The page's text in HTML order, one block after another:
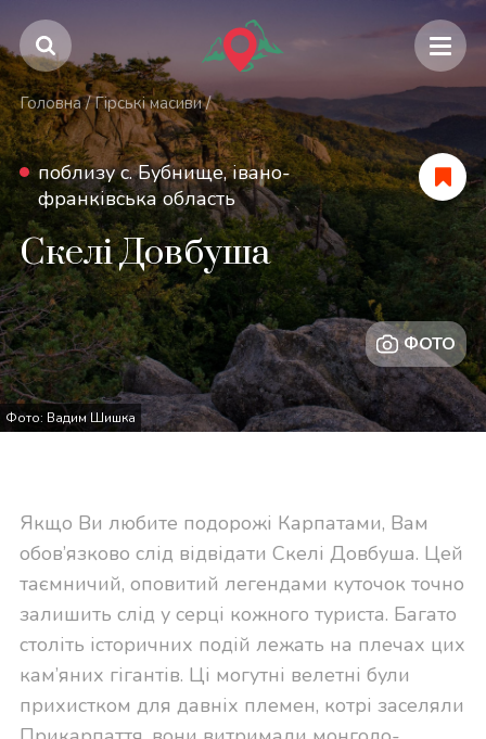
Головна / Гірські масиви /
поблизу с. Бубнище, івано-
франківська область
Скелі Довбуша
ФОТО
Фото: Вадим Шишка
Якщо Ви любите подорожі Карпатами, Вам
обов’язково слід відвідати Скелі Довбуша. Цей
таємничий, оповитий легендами куточок точно
залишить слід у серці кожного туриста. Багато
століть історичних подій лежать на плечах цих
кам’яних гігантів. Ці могутні велетні були
прихистком для давніх племен, котрі заселяли